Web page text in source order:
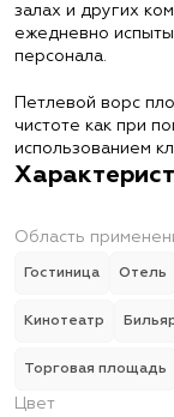
залах и других
ежедневно
персонала.
Петлевой ворс
чистоте как при
использованием
Область
Гостиница Отель
Кинотеатр
Торговая площадь
Цвет